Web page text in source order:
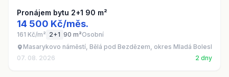
Pronájem bytu 2+1 90 m²
14 500 Kč/měs.
161 Kč/m² 2+1 90 m²Osobní
Masarykovo náměstí, Bělá pod Bezdězem, okres Mladá Boleslav
07. 08. 2026
2 dny